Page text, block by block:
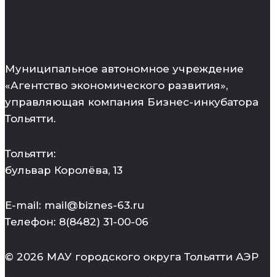
Муниципальное автономное учреждение
«Агентство экономического развития»,
управляющая компания Бизнес-инкубатора
Тольятти.
Тольятти:
бульвар Королёва, 13
E-mail: mail@biznes-63.ru
Телефон: 8(8482) 31-00-06
© 2026 МАУ городского округа Тольятти АЭР